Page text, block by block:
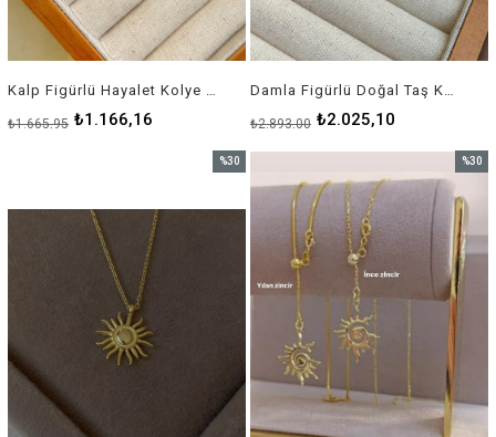
₺1.166,16
₺1.665,95 ₺2.025,10
₺2.893,00
%30
%30